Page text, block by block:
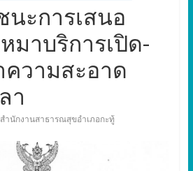
นะการเสนอ
มาบริการเปิด-
วามสะอาด
า
สำนักงานสาธารณสุขอำเภอกะทู้